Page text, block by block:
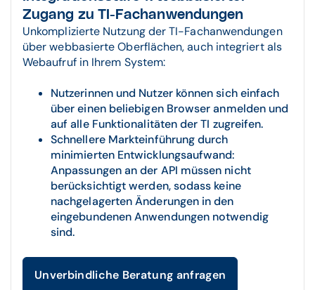
Zugang zu TI-Fachanwendungen
Unkomplizierte Nutzung der TI-Fachanwendungen
über webbasierte Oberflächen, auch integriert als
Webaufruf in Ihrem System:
Nutzerinnen und Nutzer können sich einfach
über einen beliebigen Browser anmelden und
auf alle Funktionalitäten der TI zugreifen.
Schnellere Markteinführung durch
minimierten Entwicklungsaufwand:
Anpassungen an der API müssen nicht
berücksichtigt werden, sodass keine
nachgelagerten Änderungen in den
eingebundenen Anwendungen notwendig
sind.
Unverbindliche Beratung anfragen